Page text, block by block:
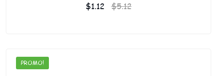
$5.12
$1.12
PROMO!